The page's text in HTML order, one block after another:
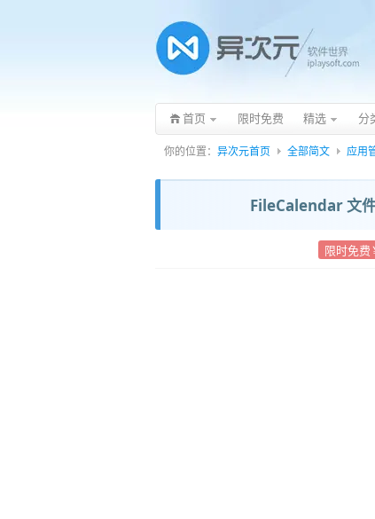
首页 限时免费 精选 分
你的位置： 异次元首页 全部简文 应用
FileCalendar 文
限时免